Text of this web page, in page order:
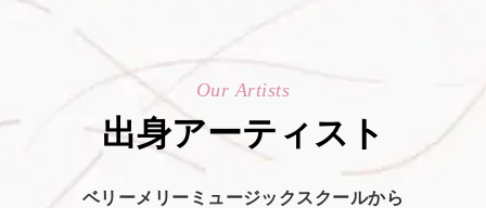
Our Artists
出身アーティスト
ベリーメリーミュージックスクールから